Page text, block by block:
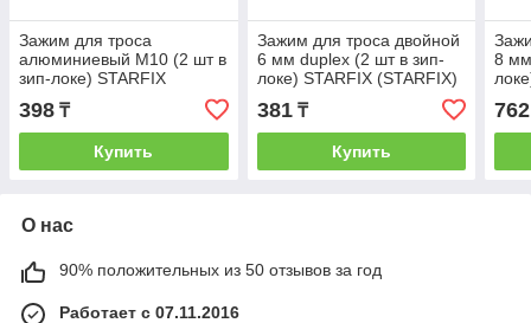
Зажим для троса
алюминиевый М10 (2 шт в
зип-локе) STARFIX
(STARFIX) (SMM1-77832-
2)
398 ₸
Купить
Зажим для троса двойной
6 мм duplex (2 шт в зип-
локе) STARFIX (STARFIX)
(SMM1-42873-2)
381₸
Купить
8
762
О нас
90% положительных из 50 отзывов за год
Работает с 07.11.2016